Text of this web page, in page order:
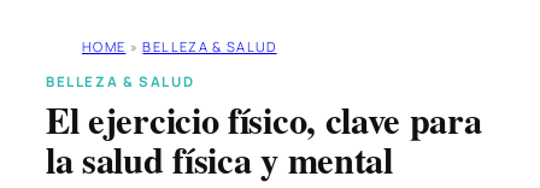
HOME » BELLEZA & SALUD
BELLEZA & SALUD
El ejercicio físico, clave para
la salud física y mental